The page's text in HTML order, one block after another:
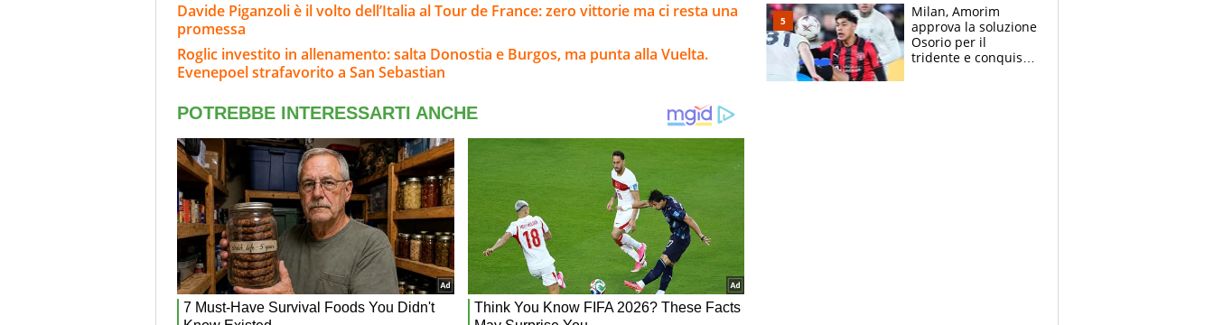
Davide Piganzoli è il volto dell’Italia al Tour de France: zero vittorie ma ci resta una
promessa
Roglic investito in allenamento: salta Donostia e Burgos, ma punta alla Vuelta.
Evenepoel strafavorito a San Sebastian
Milan, Amorim
approva la soluzione
Osorio per il
tridente e conquista